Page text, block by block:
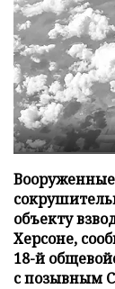
объекту
Херсоне,
18-й
с позывным